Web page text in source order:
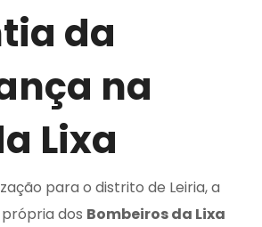
da
na
Lixa
para o distrito de Leiria, a
dos Bombeiros da Lixa